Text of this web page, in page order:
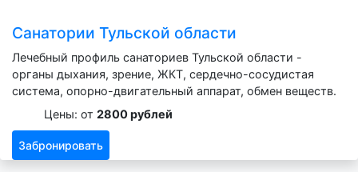
Санатории Тульской области
Лечебный профиль санаториев Тульской области -
органы дыхания, зрение, ЖКТ, сердечно-сосудистая
система, опорно-двигательный аппарат, обмен веществ.
Цены: от 2800 рублей
Забронировать